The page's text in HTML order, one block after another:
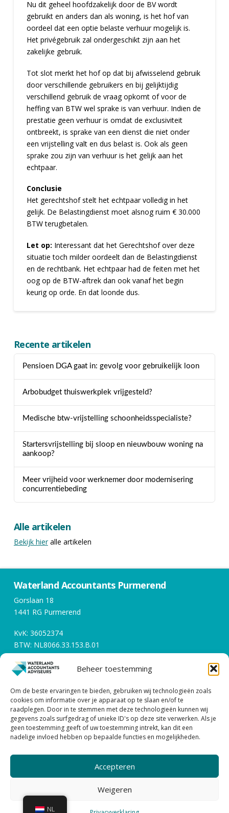
Beheer toestemming
Om de beste ervaringen te bieden, gebruiken wij technologieën zoals
cookies om informatie over je apparaat op te slaan en/of te
raadplegen. Door in te stemmen met deze technologieën kunnen wij
gegevens zoals surfgedrag of unieke ID's op deze site verwerken. Als je
geen toestemming geeft of uw toestemming intrekt, kan dit een
nadelige invloed hebben op bepaalde functies en mogelijkheden.
Accepteren
Weigeren
Nu dit geheel hoofdzakelijk door de BV wordt
gebruikt en anders dan als woning, is het hof van
oordeel dat een optie belaste verhuur mogelijk is.
Het privégebruik zal ondergeschikt zijn aan het
zakelijke gebruik.
Tot slot merkt het hof op dat bij afwisselend gebruik
door verschillende gebruikers en bij gelijktijdig
verschillend gebruik de vraag opkomt of voor de
heffing van BTW wel sprake is van verhuur. Indien de
prestatie geen verhuur is omdat de exclusiviteit
ontbreekt, is sprake van een dienst die niet onder
een vrijstelling valt en dus belast is. Ook als geen
sprake zou zijn van verhuur is het gelijk aan het
echtpaar.
Conclusie
Het gerechtshof stelt het echtpaar volledig in het
gelijk. De Belastingdienst moet alsnog ruim € 30.000
BTW terugbetalen.
Let op: Interessant dat het Gerechtshof over deze
situatie toch milder oordeelt dan de Belastingdienst
en de rechtbank. Het echtpaar had de feiten met het
oog op de BTW-aftrek dan ook vanaf het begin
keurig op orde. En dat loonde dus.
Recente artikelen
Pensioen DGA gaat in: gevolg voor gebruikelijk loon
Arbobudget thuiswerkplek vrijgesteld?
Medische btw-vrijstelling schoonheidsspecialiste?
Startersvrijstelling bij sloop en nieuwbouw woning na
aankoop?
Meer vrijheid voor werknemer door modernisering
concurrentiebeding
Alle artikelen
Bekijk hieralle artikelen
Waterland Accountants Purmerend
Gorslaan 18
1441 RG Purmerend
KvK: 36052374
BTW: NL8066.33.153.B.01
Openingstijden
Werkdagen tussen 08:00 en 17:00
Contact
0299 – 43 45 61
| KLACHTENPROCEDURE
Waterland Accountant & Adviseurs
NL